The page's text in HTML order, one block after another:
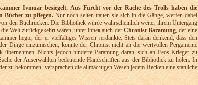
Ivmuar besiegelt. Aus Furcht vor der Rache des Trolls haben die
Bücher zu pflegen.Nur noch selten trauen sie sich in die Gänge, werfen dabei
den Buchrücken. Die Bibliothek würde wahrscheinlich weiter ihrem Untergang
Welt zurückgekehrt wären, unter ihnen auch derChronist Baramung, der eine
hegte, der er vielfältiges Wissen verdankte. Stets daran denkend, dass den
Dinge einzumischen, konnte der Chronist nicht an die wertvollen Pergamente
Nichts jedoch hinderte Baramung daran, sich an Feos Krieger zu
der Auserwählten bedeutende Handschriften aus der Bibliothek zu holen. In
zu bekommen, versprachen die allmächtigen Wesen jedem Recken eine stattliche